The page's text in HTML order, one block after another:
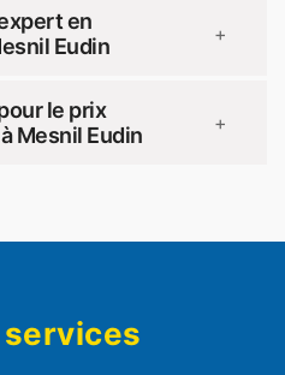
en
Eudin
+
le prix
Mesnil Eudin
+